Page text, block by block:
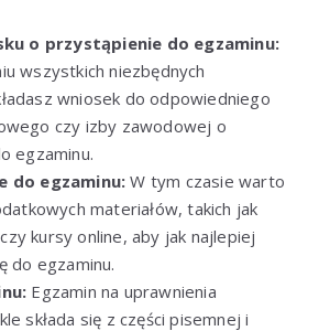
o przystąpienie do egzaminu:
wszystkich niezbędnych
wniosek do odpowiedniego
czy izby zawodowej o
egzaminu.
do egzaminu: W tym czasie warto
materiałów, takich jak
kursy online, aby jak najlepiej
do egzaminu.
Egzamin na uprawnienia
składa się z części pisemnej i